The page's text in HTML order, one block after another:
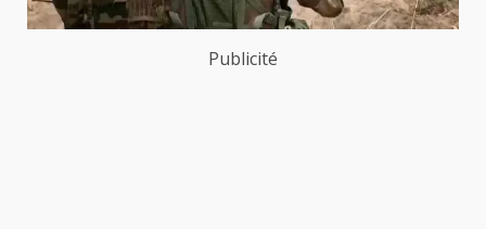
Publicité